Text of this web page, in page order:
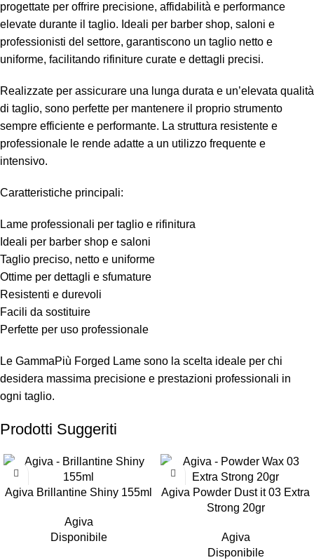
progettate per offrire precisione, affidabilità e performance
elevate durante il taglio. Ideali per barber shop, saloni e
professionisti del settore, garantiscono un taglio netto e
uniforme, facilitando rifiniture curate e dettagli precisi.
Realizzate per assicurare una lunga durata e un’elevata qualità
di taglio, sono perfette per mantenere il proprio strumento
sempre efficiente e performante. La struttura resistente e
professionale le rende adatte a un utilizzo frequente e
intensivo.
Caratteristiche principali:
Lame professionali per taglio e rifinitura
Ideali per barber shop e saloni
Taglio preciso, netto e uniforme
Ottime per dettagli e sfumature
Resistenti e durevoli
Facili da sostituire
Perfette per uso professionale
Le GammaPiù Forged Lame sono la scelta ideale per chi
desidera massima precisione e prestazioni professionali in
ogni taglio.
Prodotti Suggeriti
-50%
Agiva Brillantine Shiny 155ml
Agiva
Disponibile
-50%
Agiva Powder Dust it 03 Extra
Strong 20gr
Agiva
Disponibile